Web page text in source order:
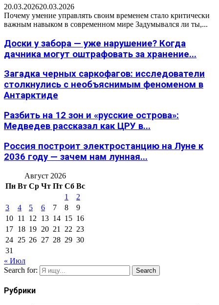
20.03.202620.03.2026
Почему умение управлять своим временем стало критически
важным навыком в современном мире Задумывался ли ты,...
Доски у забора — уже нарушение? Когда
дачника могут оштрафовать за хранение...
Загадка черных саркофагов: исследователи
столкнулись с необъяснимым феноменом в
Антарктиде
Разбить на 12 зон и «русские острова»:
Медведев рассказал как ЦРУ в...
Россия построит электростанцию на Луне к
2036 году — зачем нам лунная...
Август 2026
Пн Вт Ср Чт Пт Сб Вс
1
2
3
4 5 6 7 8
9
10 11 12 13 14 15 16
17 18 19 20 21 22 23
24 25 26 27 28 29 30
31
« Июл
Search for:
Search
Рубрики